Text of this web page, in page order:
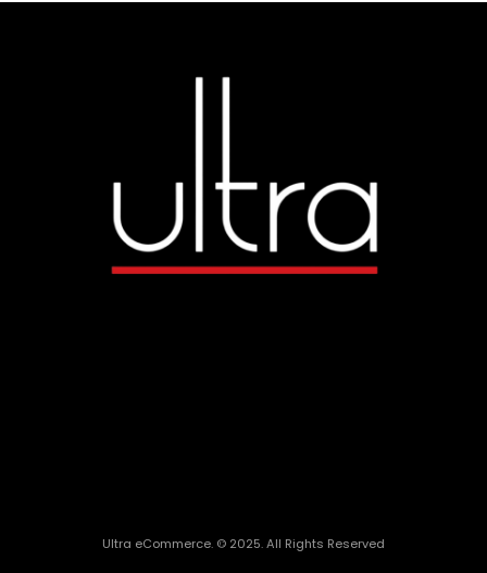
Ultra eCommerce. © 2025. All Rights Reserved